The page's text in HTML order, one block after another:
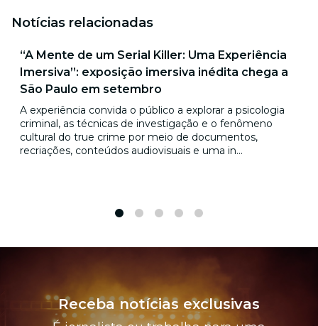
Notícias relacionadas
“A Mente de um Serial Killer: Uma Experiência
Imersiva”: exposição imersiva inédita chega a
São Paulo em setembro
A experiência convida o público a explorar a psicologia
criminal, as técnicas de investigação e o fenômeno
cultural do true crime por meio de documentos,
recriações, conteúdos audiovisuais e uma in...
Receba notícias exclusivas